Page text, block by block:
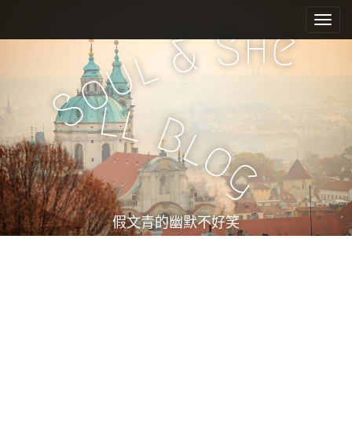
e
n
u
i
c
n
t
e
n
t
Soul&She
ll Bl
og
假文青的幽默不好笑